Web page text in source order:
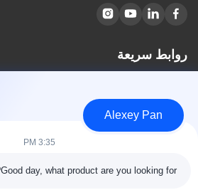
روابط سريعة
معلومات عنا
المنتجات
اتصل بنا
فئات
Alexey Pan
3:35 PM
Good day, what product are you looking for?